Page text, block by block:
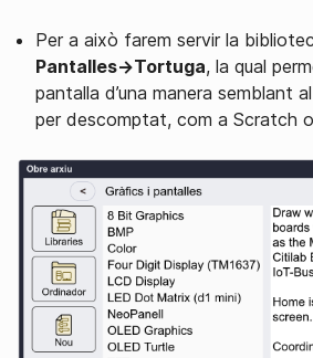
Per a això farem servir la
Pantalles→Tortuga, la qual
pantalla d’una manera semblant
per descomptat, com a Scratch